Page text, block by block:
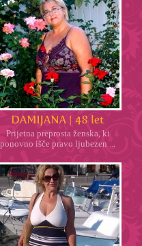
Prijetna preprosta ženska, ki
ponovno išče pravo ljubezen ...